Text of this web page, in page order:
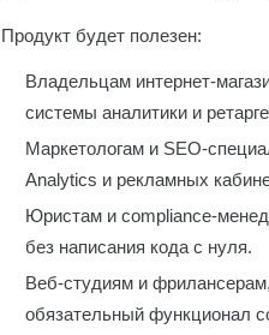
Продукт будет полезен:
Владельцам интернет-
системы аналитики и
Маркетологам и SEO-
Analytics и рекламных
Юристам и compliance-
без написания кода с нуля.
Веб-студиям и
обязательный функционал